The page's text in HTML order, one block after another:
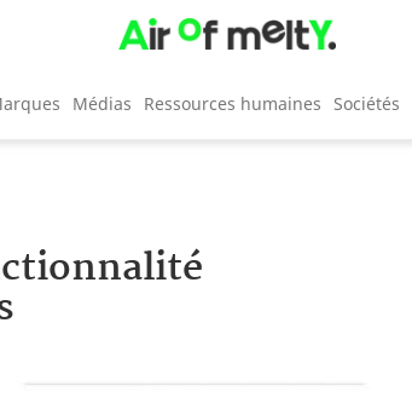
Médias Ressources humaines Sociétés